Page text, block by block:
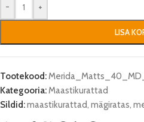
- +
LISA
Tootekood:
Kategooria:Maastikurattad
Sildid:maastikurattad, mägiratas,